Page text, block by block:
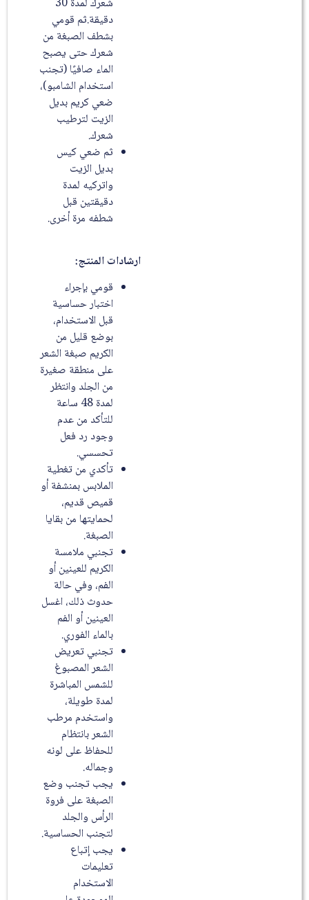
دقيقة.ثم قومي
بشطف الصبغة من
شعرك حتى يصبح
الماء صافيًا (تجنب
استخدام الشامبو)،
ضعي كريم بديل
الزيت لترطيب
شعرك.
ثم ضعي كيس
بديل الزيت
واتركيه لمدة
دقيقتين قبل
شطفه مرة أخرى.
ارشادات المنتج:
قومي بإجراء
اختبار حساسية
قبل الاستخدام،
بوضع قليل من
الكريم صبغة الشعر
على منطقة صغيرة
من الجلد وانتظر
لمدة 48 ساعة
للتأكد من عدم
وجود رد فعل
تحسسي.
تأكدي من تغطية
الملابس بمنشفة أو
قميص قديم،
لحمايتها من بقايا
الصبغة.
تجنبي ملامسة
الكريم للعينين أو
الفم، وفي حالة
حدوث ذلك، اغسل
العينين أو الفم
بالماء الفوري.
تجنبي تعريض
الشعر المصبوغ
للشمس المباشرة
لمدة طويلة،
واستخدم مرطب
الشعر بانتظام
للحفاظ على لونه
وجماله.
يجب تجنب وضع
الصبغة على فروة
الرأس والجلد
لتجنب الحساسية.
يجب إتباع
تعليمات
الاستخدام